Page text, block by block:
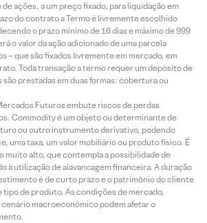
ações, a um preço fixado, para liquidação em
do contrato a Termo é livremente escolhido
o prazo mínimo de 16 dias e máximo de 999
o valor da ação adicionado de uma parcela
– que são fixados livremente em mercado, em
Toda transação a termo requer um depósito de
são prestadas em duas formas: cobertura ou
Futuros embute riscos de perdas
Commodity é um objeto ou determinante de
ou outro instrumento derivativo, podendo
uma taxa, um valor mobiliário ou produto físico. É
muito alto, que contempla a possibilidade de
à utilização de alavancagem financeira. A duração
é de curto prazo e o patrimônio do cliente
tipo de produto. As condições de mercado,
macroeconômico podem afetar o